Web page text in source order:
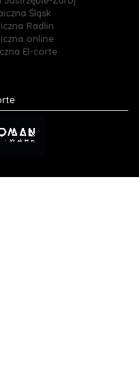
Śląsk
Radlin
online
El-corte